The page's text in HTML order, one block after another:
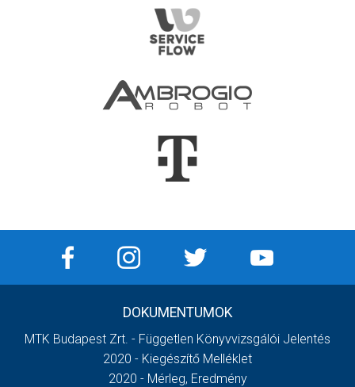
DOKUMENTUMOK
MTK Budapest Zrt. - Független Könyvvizsgálói Jelentés
2020 - Kiegészítő Melléklet
2020 - Mérleg, Eredmény